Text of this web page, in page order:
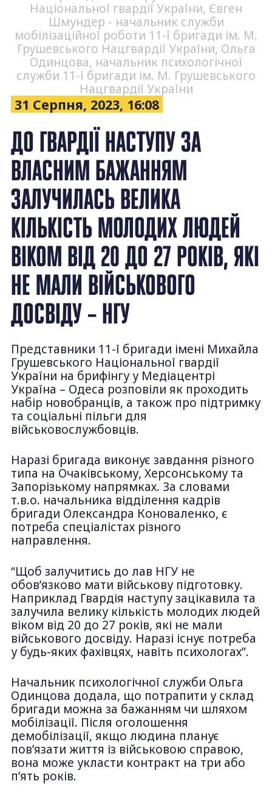
Національної гвардії України, Євген
Шмундер - начальник служби
мобілізаційної роботи 11-ї бригади ім. М.
Грушевського Нацгвардії України, Ольга
Одинцова, начальник психологічної
служби 11-ї бригади ім. М. Грушевського
Нацгвардії України
31 Серпня, 2023, 16:08
ДО ГВАРДІЇ НАСТУПУ ЗА
ВЛАСНИМ БАЖАННЯМ
ЗАЛУЧИЛАСЬ ВЕЛИКА
КІЛЬКІСТЬ МОЛОДИХ ЛЮДЕЙ
ВІКОМ ВІД 20 ДО 27 РОКІВ, ЯКІ
НЕ МАЛИ ВІЙСЬКОВОГО
ДОСВІДУ – НГУ
Представники 11-ї бригади імені Михайла
Грушевського Національної гвардії
України на брифінгу у Медіацентрі
Україна – Одеса розповіли як проходить
набір новобранців, а також про підтримку
та соціальні пільги для
військовослужбовців.
Наразі бригада виконує завдання різного
типа на Очаківському, Херсонському та
Запорізькому напрямках. За словами
т.в.о. начальника відділення кадрів
бригади Олександра Коноваленко, є
потреба спеціалістах різного
направлення.
“Щоб залучитись до лав НГУ не
обов’язково мати військову підготовку.
Наприклад Гвардія наступу зацікавила та
залучила велику кількість молодих людей
віком від 20 до 27 років, які не мали
військового досвіду. Наразі існує потреба
у будь-яких фахівцях, навіть психологах”.
Начальник психологічної служби Ольга
Одинцова додала, що потрапити у склад
бригади можна за бажанням чи шляхом
мобілізації. Після оголошення
демобілізації, якщо людина планує
пов’язати життя із військовою справою,
вона може укласти контракт на три або
п’ять років.